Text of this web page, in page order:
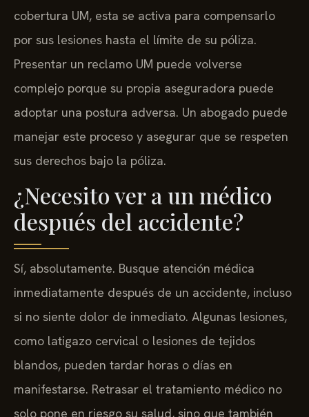
cobertura UM, esta se activa para compensarlo
por sus lesiones hasta el límite de su póliza.
Presentar un reclamo UM puede volverse
complejo porque su propia aseguradora puede
adoptar una postura adversa. Un abogado puede
manejar este proceso y asegurar que se respeten
sus derechos bajo la póliza.
¿Necesito ver a un médico
después del accidente?
Sí, absolutamente. Busque atención médica
inmediatamente después de un accidente, incluso
si no siente dolor de inmediato. Algunas lesiones,
como latigazo cervical o lesiones de tejidos
blandos, pueden tardar horas o días en
manifestarse. Retrasar el tratamiento médico no
solo pone en riesgo su salud, sino que también